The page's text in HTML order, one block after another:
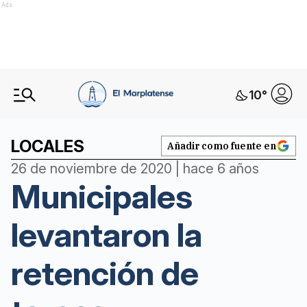
Ads
10°
LOCALES Añadir como fuente en
26 de noviembre de 2020 | hace 6 años
Municipales
levantaron la
retención de